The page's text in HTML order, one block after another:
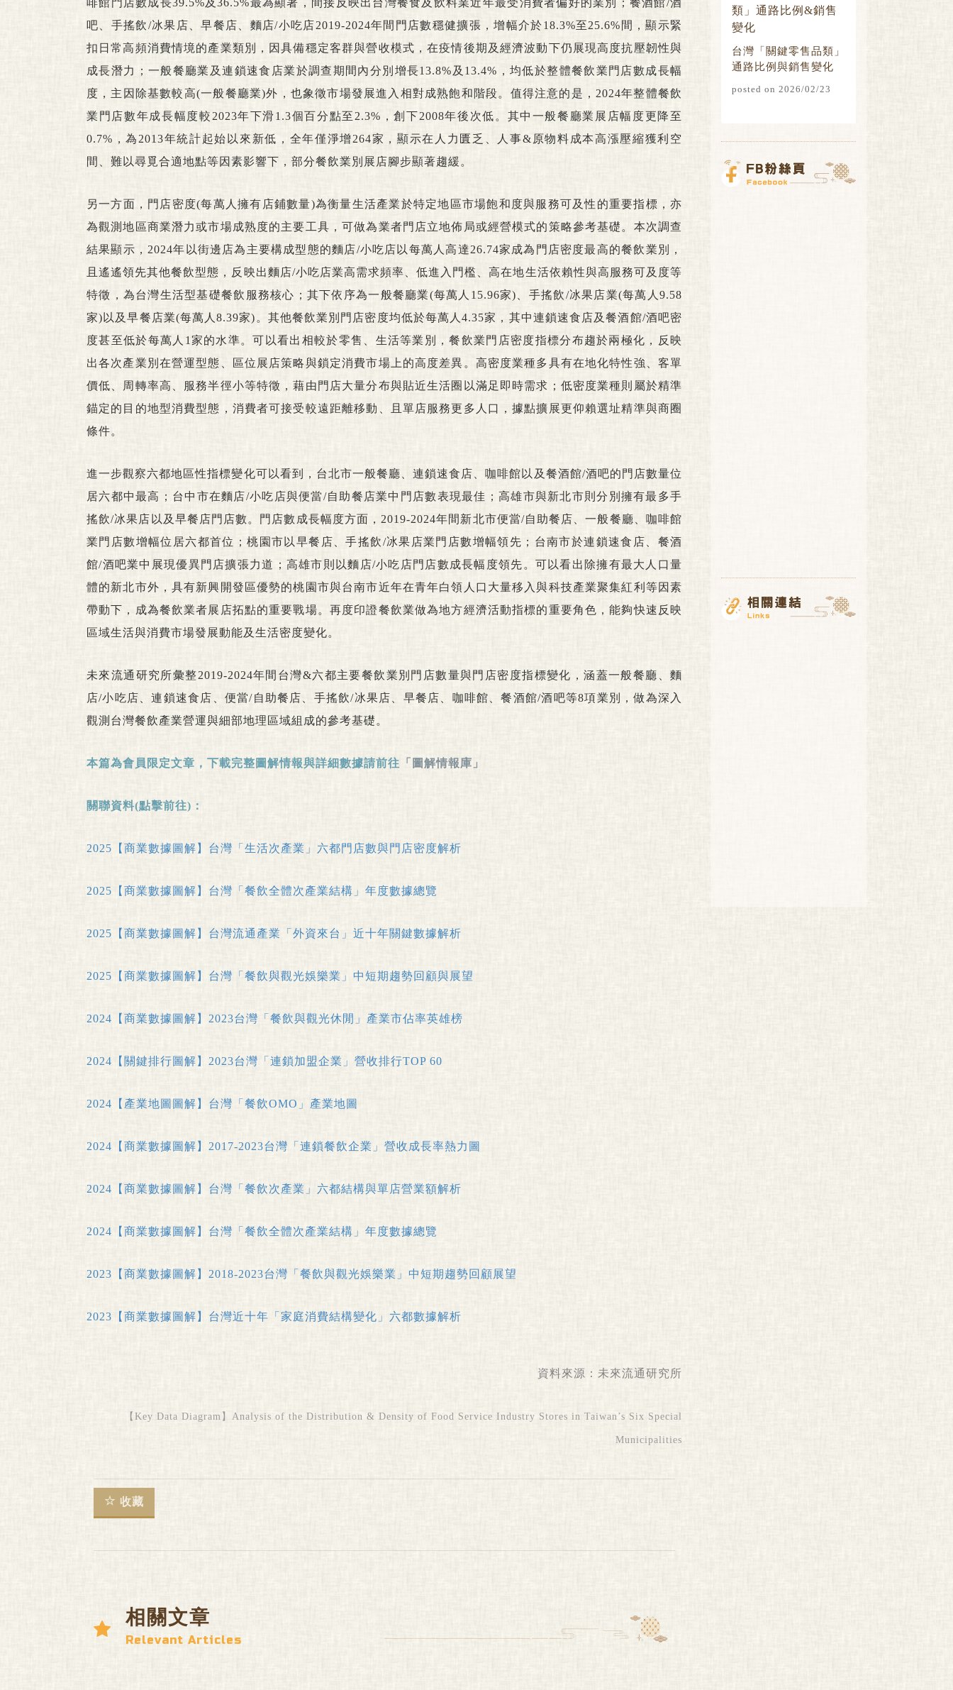
吧、手搖飲/冰果店、早餐店、麵店/小吃店2019-2024年間門店數穩健擴張，增幅介於18.3%至25.6%間，顯示緊
扣日常高頻消費情境的產業類別，因具備穩定客群與營收模式，在疫情後期及經濟波動下仍展現高度抗壓韌性與
成長潛力；一般餐廳業及連鎖速食店業於調查期間內分別增長13.8%及13.4%，均低於整體餐飲業門店數成長幅
度，主因除基數較高(一般餐廳業)外，也象徵市場發展進入相對成熟飽和階段。值得注意的是，2024年整體餐飲
業門店數年成長幅度較2023年下滑1.3個百分點至2.3%，創下2008年後次低。其中一般餐廳業展店幅度更降至
0.7%，為2013年統計起始以來新低，全年僅淨增264家，顯示在人力匱乏、人事&原物料成本高漲壓縮獲利空
間、難以尋覓合適地點等因素影響下，部分餐飲業別展店腳步顯著趨緩。
另一方面，門店密度(每萬人擁有店鋪數量)為衡量生活產業於特定地區市場飽和度與服務可及性的重要指標，亦
為觀測地區商業潛力或市場成熟度的主要工具，可做為業者門店立地佈局或經營模式的策略參考基礎。本次調查
結果顯示，2024年以街邊店為主要構成型態的麵店/小吃店以每萬人高達26.74家成為門店密度最高的餐飲業別，
且遙遙領先其他餐飲型態，反映出麵店/小吃店業高需求頻率、低進入門檻、高在地生活依賴性與高服務可及度等
特徵，為台灣生活型基礎餐飲服務核心；其下依序為一般餐廳業(每萬人15.96家)、手搖飲/冰果店業(每萬人9.58
家)以及早餐店業(每萬人8.39家)。其他餐飲業別門店密度均低於每萬人4.35家，其中連鎖速食店及餐酒館/酒吧密
度甚至低於每萬人1家的水準。可以看出相較於零售、生活等業別，餐飲業門店密度指標分布趨於兩極化，反映
出各次產業別在營運型態、區位展店策略與鎖定消費市場上的高度差異。高密度業種多具有在地化特性強、客單
價低、周轉率高、服務半徑小等特徵，藉由門店大量分布與貼近生活圈以滿足即時需求；低密度業種則屬於精準
錨定的目的地型消費型態，消費者可接受較遠距離移動、且單店服務更多人口，據點擴展更仰賴選址精準與商圈
條件。
進一步觀察六都地區性指標變化可以看到，台北市一般餐廳、連鎖速食店、咖啡館以及餐酒館/酒吧的門店數量位
居六都中最高；台中市在麵店/小吃店與便當/自助餐店業中門店數表現最佳；高雄市與新北市則分別擁有最多手
搖飲/冰果店以及早餐店門店數。門店數成長幅度方面，2019-2024年間新北市便當/自助餐店、一般餐廳、咖啡館
業門店數增幅位居六都首位；桃園市以早餐店、手搖飲/冰果店業門店數增幅領先；台南市於連鎖速食店、餐酒
館/酒吧業中展現優異門店擴張力道；高雄市則以麵店/小吃店門店數成長幅度領先。可以看出除擁有最大人口量
體的新北市外，具有新興開發區優勢的桃園市與台南市近年在青年白領人口大量移入與科技產業聚集紅利等因素
帶動下，成為餐飲業者展店拓點的重要戰場。再度印證餐飲業做為地方經濟活動指標的重要角色，能夠快速反映
區域生活與消費市場發展動能及生活密度變化。
未來流通研究所彙整2019-2024年間台灣&六都主要餐飲業別門店數量與門店密度指標變化，涵蓋一般餐廳、麵
店/小吃店、連鎖速食店、便當/自助餐店、手搖飲/冰果店、早餐店、咖啡館、餐酒館/酒吧等8項業別，做為深入
觀測台灣餐飲產業營運與細部地理區域組成的參考基礎。
本篇為會員限定文章，下載完整圖解情報與詳細數據請前往 「圖解情報庫」
關聯資料(點擊前往)：
2025【商業數據圖解】台灣「生活次產業」六都門店數與門店密度解析
2025【商業數據圖解】台灣「餐飲全體次產業結構」年度數據總覽
2025【商業數據圖解】台灣流通產業「外資來台」近十年關鍵數據解析
2025【商業數據圖解】台灣「餐飲與觀光娛樂業」中短期趨勢回顧與展望
2024【商業數據圖解】2023台灣「餐飲與觀光休閒」產業市佔率英雄榜
2024【關鍵排行圖解】2023台灣「連鎖加盟企業」營收排行TOP 60
2024【產業地圖圖解】台灣「餐飲OMO」產業地圖
2024【商業數據圖解】2017-2023台灣「連鎖餐飲企業」營收成長率熱力圖
2024【商業數據圖解】台灣「餐飲次產業」六都結構與單店營業額解析
2024【商業數據圖解】台灣「餐飲全體次產業結構」年度數據總覽
2023【商業數據圖解】2018-2023台灣「餐飲與觀光娛樂業」中短期趨勢回顧展望
2023【商業數據圖解】台灣近十年「家庭消費結構變化」六都數據解析
資料來源： 未來流通研究所
【Key Data Diagram】Analysis of the Distribution & Density of Food Service Industry Stores in Taiwan’s Six Special
Municipalities
收藏
相關文章
Relevant Articles
台灣「關鍵零售品類」
通路比例與銷售變化
posted on 2026/02/23